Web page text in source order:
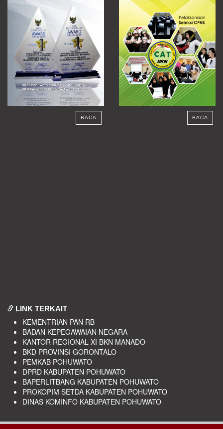
BACA BACA
LINK TERKAIT
KEMENTRIAN PAN RB
BADAN KEPEGAWAIAN NEGARA
KANTOR REGIONAL XI BKN MANADO
BKD PROVINSI GORONTALO
PEMKAB POHUWATO
DPRD KABUPATEN POHUWATO
BAPERLITBANG KABUPATEN POHUWATO
PROKOPIM SETDA KABUPATEN POHUWATO
DINAS KOMINFO KABUPATEN POHUWATO